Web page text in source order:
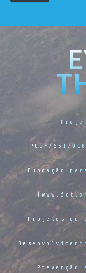
PCIF/SSI/
Fundação
“Projetos de
Prevenção